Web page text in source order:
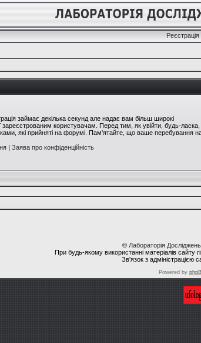
Реєстрація
займає декілька секунд але надає вам більш широкі
зареєстрованим користувачам. Перед тим, як увійти, будь-ласка,
які прийняті на форумі. Пам'ятайте, що ваше перебування
| Заява про конфіденційність
© Лабораторія
При будь-якому використанні матеріалів сайту
Зв'язок з адміністрацією
Powered by